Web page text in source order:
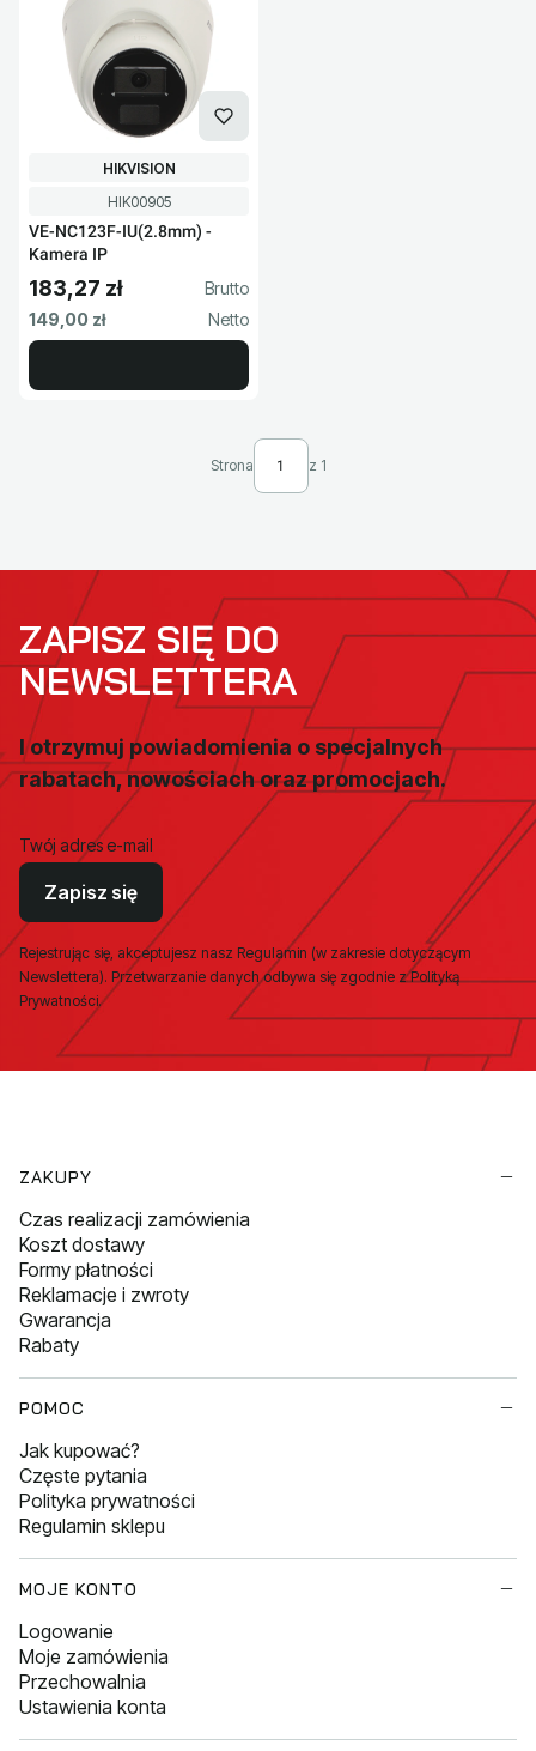
Kod produktu
HIK00905
VE-NC123F-IU(2.8mm) -
Kamera IP
PRODUCENT
HIKVISION
Cena brutto
183,27 zł
Cena netto
149,00 zł
Strona z 1
ZAPISZ SIĘ DO
NEWSLETTERA
I otrzymuj powiadomienia o specjalnych
rabatach, nowościach oraz promocjach.
Twój adres e-mail
Zapisz się
Rejestrując się, akceptujesz nasz Regulamin (w zakresie dotyczącym
Newslettera). Przetwarzanie danych odbywa się zgodnie z Polityką
Prywatności.
ZAKUPY
Czas realizacji zamówienia
Koszt dostawy
Formy płatności
Reklamacje i zwroty
Gwarancja
Rabaty
POMOC
Jak kupować?
Częste pytania
Polityka prywatności
Regulamin sklepu
MOJE KONTO
Logowanie
Moje zamówienia
Przechowalnia
Ustawienia konta